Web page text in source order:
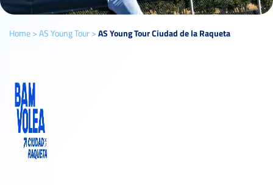
Home>AS Young Tour>AS Young Tour Ciudad de la Raqueta